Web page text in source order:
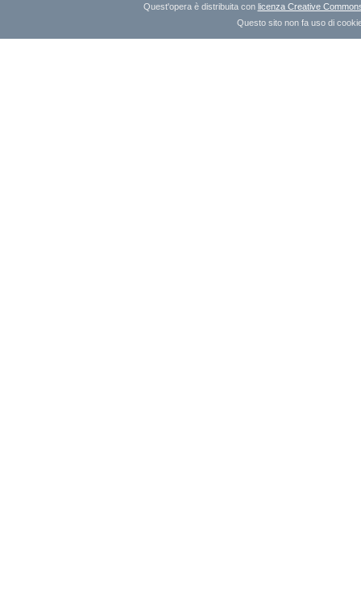
Quest'opera è distribuita con licenza Creative
Questo sito non fa uso di